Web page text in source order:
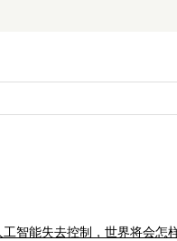
智能失去控制，世界将会怎